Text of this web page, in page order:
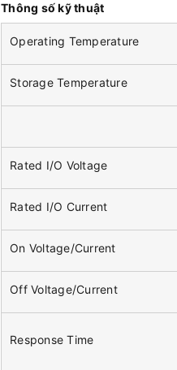
Thông số kỹ thuật
Operating Temperature
Storage Temperature
Rated I/O Voltage
Rated I/O Current
On Voltage/Current
Off Voltage/Current
Response Time